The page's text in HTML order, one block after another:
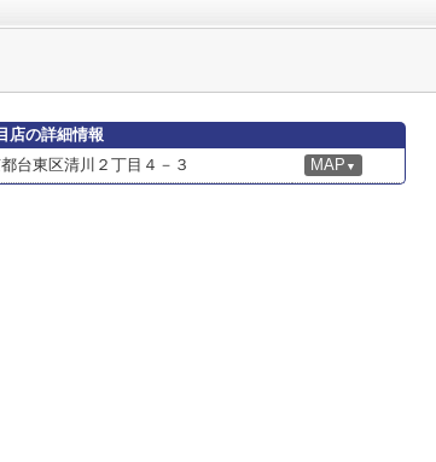
店の詳細情報
台東区清川２丁目４－３ MAP ▼